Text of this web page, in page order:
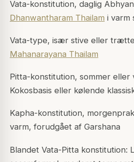
Vata-konstitution, daglig
Dhanwantharam Thailam i varm
Vata-type, især stive eller
Mahanarayana Thailam
Pitta-konstitution, sommer eller
Kokosbasis eller kølende
Kapha-konstitution,
varm, forudgået af Garshana
Blandet Vata-Pitta konstitution: